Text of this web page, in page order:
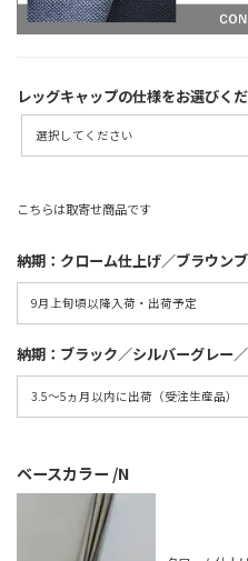
レッグキャップの仕様をお選びくだ
こちらは取寄せ商品です
納期：クローム仕上げ／ブラウン
納期：ブラック／シルバーグレー
ベースカラー N